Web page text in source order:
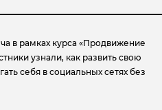
в рамках курса «Продвижение
узнали, как развить свою
себя в социальных сетях без